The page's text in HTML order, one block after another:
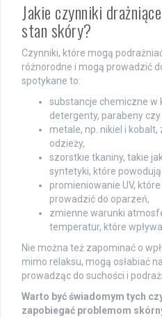
Jakie czynniki
stan skóry?
Czynniki, które mogą
różnorodne i mogą prowadzić
spotykane to:
substancje chemiczne w
detergenty, parabeny czy
metale, np. nikiel i
odzieży,
szorstkie tkaniny, takie
syntetyki, które
promieniowanie UV,
prowadzić do oparzeń,
zmienne warunki
temperatur, które
Nie można też zapominać o
mimo relaksu, mogą osłabiać
prowadząc do suchości i
Warto być świadomym tych
zapobiegać problemom